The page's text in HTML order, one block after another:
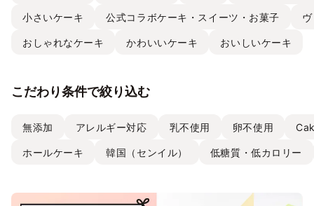
小さいケーキ 公式コラボケーキ・スイーツ・お菓子
おしゃれなケーキ かわいいケーキ おいしいケーキ
こだわり条件で絞り込む
無添加 アレルギー対応 乳不使用 卵不使用
ホールケーキ 韓国（センイル） 低糖質・低カロリー